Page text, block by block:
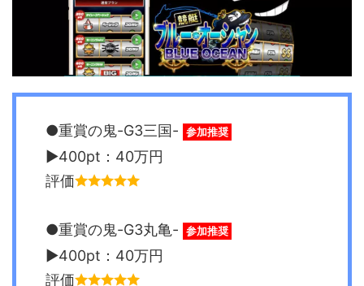
●重賞の鬼-G3三国- 参加推奨
▶︎400pt：40万円
評価
●重賞の鬼-G3丸亀- 参加推奨
▶︎400pt：40万円
評価